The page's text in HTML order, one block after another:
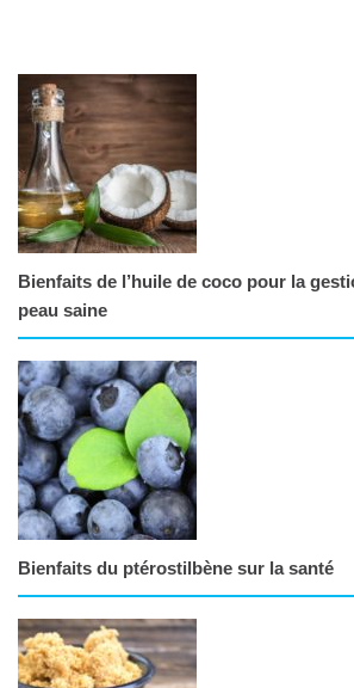
Bienfaits de l’huile de coco pour la
peau saine
Bienfaits du ptérostilbène sur la santé